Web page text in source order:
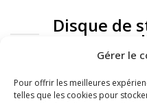
Gérer le
Pour offrir les meilleures
telles que les cookies pour
Disque de
: